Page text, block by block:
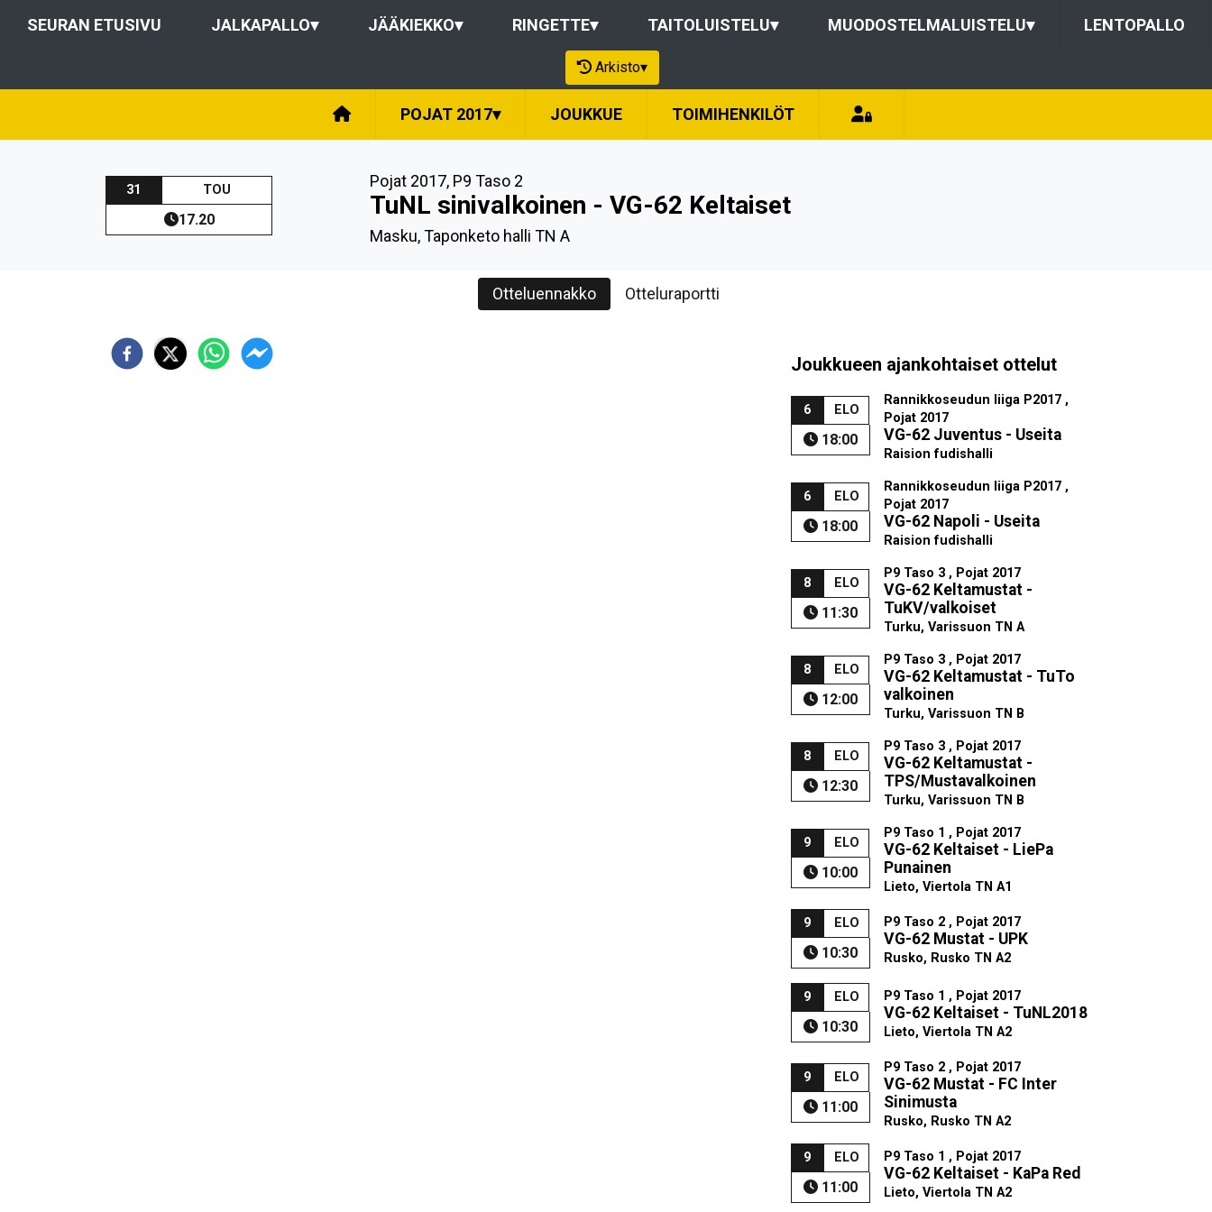
SEURAN ETUSIVU JALKAPALLO▾ JÄÄKIEKKO▾ RINGETTE▾ TAITOLUISTELU▾ MUODOSTELMALUISTELU▾ LENTOPALLO
Arkisto▾
POJAT 2017▾ JOUKKUE TOIMIHENKILÖT
31 TOU
17.20
Pojat 2017, P9 Taso 2
TuNL sinivalkoinen - VG-62 Keltaiset
Masku, Taponketo halli TN A
Otteluennakko Otteluraportti
Joukkueen ajankohtaiset ottelut
6 ELO
18:00
Rannikkoseudun liiga P2017 ,
Pojat 2017
VG-62 Juventus - Useita
Raision fudishalli
6 ELO
18:00
Rannikkoseudun liiga P2017 ,
Pojat 2017
VG-62 Napoli - Useita
Raision fudishalli
8 ELO
11:30
P9 Taso 3 , Pojat 2017
VG-62 Keltamustat -
TuKV/valkoiset
Turku, Varissuon TN A
8 ELO
12:00
P9 Taso 3 , Pojat 2017
VG-62 Keltamustat - TuTo
valkoinen
Turku, Varissuon TN B
8 ELO
12:30
P9 Taso 3 , Pojat 2017
VG-62 Keltamustat -
TPS/Mustavalkoinen
Turku, Varissuon TN B
9 ELO
10:00
P9 Taso 1 , Pojat 2017
VG-62 Keltaiset - LiePa
Punainen
Lieto, Viertola TN A1
9 ELO
10:30
P9 Taso 2 , Pojat 2017
VG-62 Mustat - UPK
Rusko, Rusko TN A2
9 ELO
10:30
P9 Taso 1 , Pojat 2017
VG-62 Keltaiset - TuNL2018
Lieto, Viertola TN A2
9 ELO
11:00
P9 Taso 2 , Pojat 2017
VG-62 Mustat - FC Inter
Sinimusta
Rusko, Rusko TN A2
9 ELO
11:00
P9 Taso 1 , Pojat 2017
VG-62 Keltaiset - KaPa Red
Lieto, Viertola TN A2